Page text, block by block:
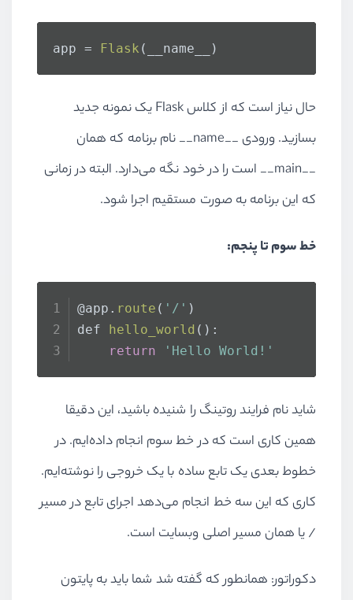
app = Flask (__name__)
حال نیاز است که از کلاس Flask یک نمونه جدید
بسازید. ورودی __name__ نام برنامه که همان
__main__ است را در خود نگه می‌دارد. البته در زمانی
که این برنامه به صورت مستقیم اجرا شود.
خط سوم تا پنجم:
@app. route ( '/' )
def hello_world ():
return
'Hello World!'
شاید نام فرایند روتینگ را شنیده باشید، این دقیقا
همین کاری است که در خط سوم انجام داده‌ایم. در
خطوط بعدی یک تابع ساده با یک خروجی را نوشته‌ایم.
کاری که این سه خط انجام می‌دهد اجرای تابع در مسیر
/ یا همان مسیر اصلی وبسایت است.
دکوراتور: همانطور که گفته شد شما باید به پایتون